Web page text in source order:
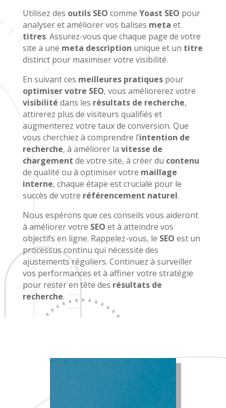
Utilisez des outils SEO comme Yoast SEO pour
analyser et améliorer vos balises meta et
titres. Assurez-vous que chaque page de votre
site a une meta description unique et un titre
distinct pour maximiser votre visibilité.
En suivant ces meilleures pratiquespour
optimiser votre SEO, vous améliorerez votre
visibilité dans les résultats de recherche,
attirerez plus de visiteurs qualifiés et
augmenterez votre taux de conversion. Que
vous cherchiez à comprendre l’intention de
recherche, à améliorer la vitesse de
chargement de votre site, à créer du contenu
de qualité ou à optimiser votre maillage
interne, chaque étape est cruciale pour le
succès de votre référencement naturel.
Nous espérons que ces conseils vous aideront
à améliorer votre SEO et à atteindre vos
objectifs en ligne. Rappelez-vous, le SEO est un
processus continu qui nécessite des
ajustements réguliers. Continuez à surveiller
vos performances et à affiner votre stratégie
pour rester en tête des résultats de
recherche.